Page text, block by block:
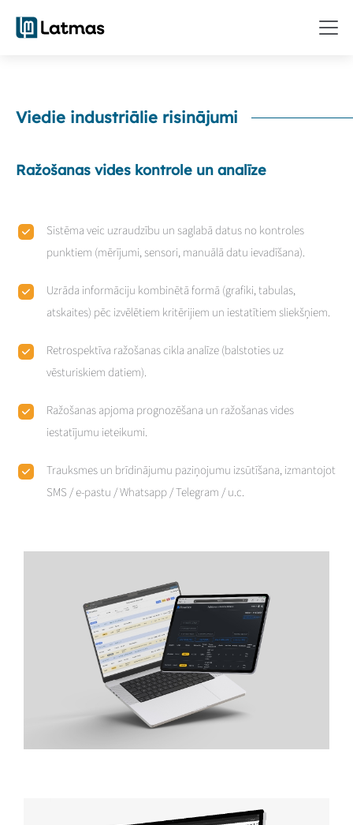
Viedie industriālie risinājumi
Ražošanas vides kontrole un analīze
Sistēma veic uzraudzību un saglabā datus no kontroles
punktiem (mērījumi, sensori, manuālā datu ievadīšana).
Uzrāda informāciju kombinētā formā (grafiki, tabulas,
atskaites) pēc izvēlētiem kritērijiem un iestatītiem sliekšņiem.
Retrospektīva ražošanas cikla analīze (balstoties uz
vēsturiskiem datiem).
Ražošanas apjoma prognozēšana un ražošanas vides
iestatījumu ieteikumi.
Trauksmes un brīdinājumu paziņojumu izsūtīšana, izmantojot
SMS / e-pastu / Whatsapp / Telegram / u.c.